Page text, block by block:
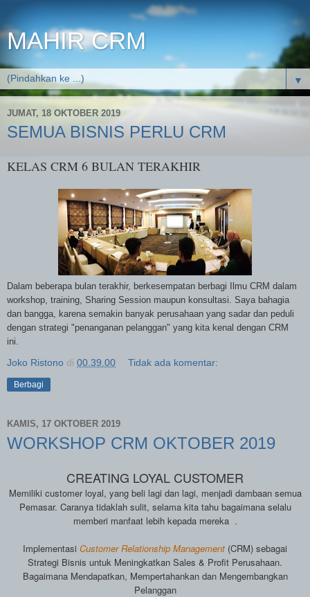
MAHIR CRM
▼
JUMAT, 18 OKTOBER 2019
SEMUA BISNIS PERLU CRM
KELAS CRM 6 BULAN TERAKHIR
Dalam beberapa bulan terakhir, berkesempatan berbagi Ilmu CRM dalam
workshop, training, Sharing Session maupun konsultasi. Saya bahagia
dan bangga, karena semakin banyak perusahaan yang sadar dan peduli
dengan strategi "penanganan pelanggan" yang kita kenal dengan CRM
ini.
Joko Ristono di 00.39.00 Tidak ada komentar:
Berbagi
KAMIS, 17 OKTOBER 2019
WORKSHOP CRM OKTOBER 2019
CREATING LOYAL CUSTOMER
Memiliki customer loyal, yang beli lagi dan lagi, menjadi dambaan semua
Pemasar. Caranya tidaklah sulit, selama kita tahu bagaimana selalu
memberi manfaat lebih kepada mereka .
Implementasi Customer Relationship Management (CRM) sebagai
Strategi Bisnis untuk Meningkatkan Sales & Profit Perusahaan.
Bagaimana Mendapatkan, Mempertahankan dan Mengembangkan
Pelanggan